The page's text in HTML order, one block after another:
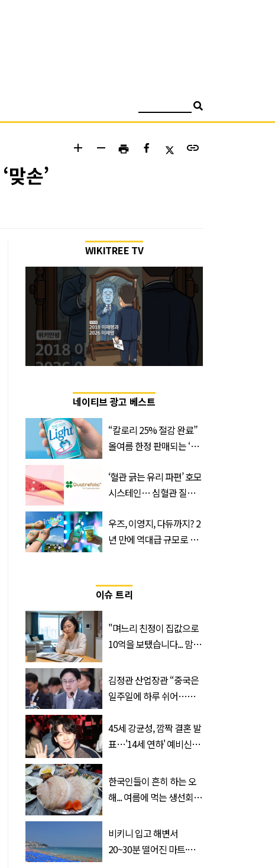
add remove print link
손’
WIKITREE TV
네이티브 광고 베스트
“칼로리 25% 절감 완료”
올여름 한정 판매되는 ‘최
‘혈관 긁는 유리 파편’ 호모
시스테인… 심혈관 질환
우즈, 이영지, 다듀까지? 2
년 만에 역대급 규모로 돌
이슈 트리
"며느리 친정이 집값으로
10억을 보탰습니다... 맘이
김정관 산업장관 “중국은
일주일에 하루 쉬어…주
45세 강균성, 깜짝 결혼 발
표…'14세 연하' 예비신부
한국인들이 흔히 하는 오
해... 여름에 먹는 생선회가
비키니 입고 해변서
20~30분 떨어진 마트·주